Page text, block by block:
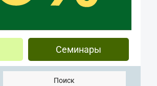
Семинары
Поиск